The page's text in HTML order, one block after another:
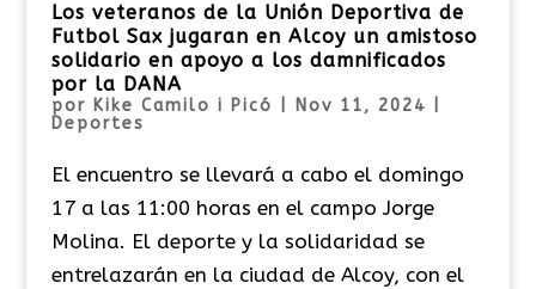
Los veteranos de la Unión Deportiva de
Futbol Sax jugaran en Alcoy un amistoso
solidario en apoyo a los damnificados
por la DANA
por Kike Camilo i Picó Nov 11, 2024
Deportes
El encuentro se llevará a cabo el domingo
17 a las 11:00 horas en el campo Jorge
Molina. El deporte y la solidaridad se
entrelazarán en la ciudad de Alcoy, con el